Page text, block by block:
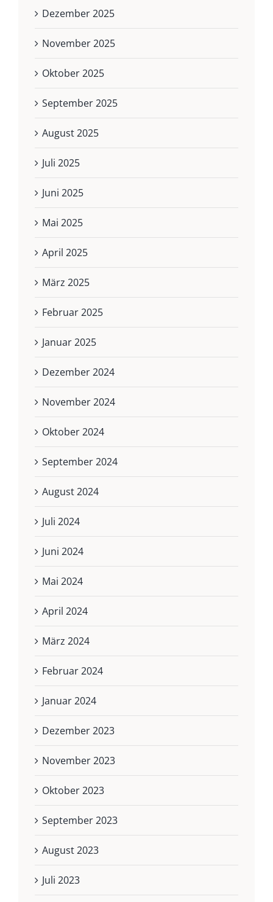
Dezember 2025
November 2025
Oktober 2025
September 2025
August 2025
Juli 2025
Juni 2025
Mai 2025
April 2025
März 2025
Februar 2025
Januar 2025
Dezember 2024
November 2024
Oktober 2024
September 2024
August 2024
Juli 2024
Juni 2024
Mai 2024
April 2024
März 2024
Februar 2024
Januar 2024
Dezember 2023
November 2023
Oktober 2023
September 2023
August 2023
Juli 2023